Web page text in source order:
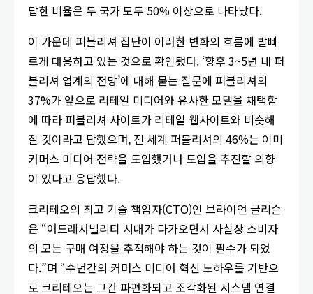
답한 비율은 두 국가 모두 50% 이상으로 나타났다.
이 가운데 퍼블리셔 집단이 이러한 변화의 흐름에 발빠
르게 대응하고 있는 것으로 확인됐다. ‘향후 3~5년 내 퍼
블리셔 업계의 전망’에 대해 묻는 질문에 퍼블리셔의
37%가 앞으로 리테일 미디어와 유사한 모델을 채택함
에 따라 퍼블리셔 사이트가 리테일 웹사이트와 비슷해
질 것이라고 답했으며, 전 세계 퍼블리셔의 46%는 이미
커머스 미디어 전략을 도입했거나 도입을 추진할 의향
이 있다고 응답했다.
크리테오의 최고 기슬 책임자(CTO)인 브라이언 글리슨
은 “어드레서빌리티 시대가 다가오면서 사실상 소비자
의 모든 구매 여정을 추적해야 하는 것이 필수가 되었
다.”며 “수년간의 커머스 미디어 혁신 노하우를 기반으
로 크리테오는 그간 파편화되고 조각화된 시스템 연결